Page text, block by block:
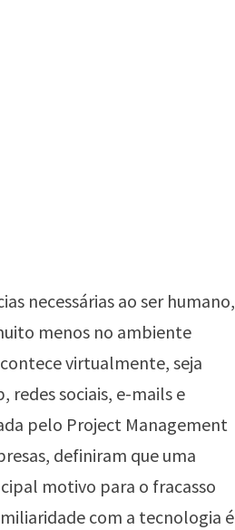
necessárias ao ser humano,
menos no ambiente
virtualmente, seja
redes sociais, e-mails e
pelo Project Management
definiram que uma
motivo para o fracasso
com a tecnologia é